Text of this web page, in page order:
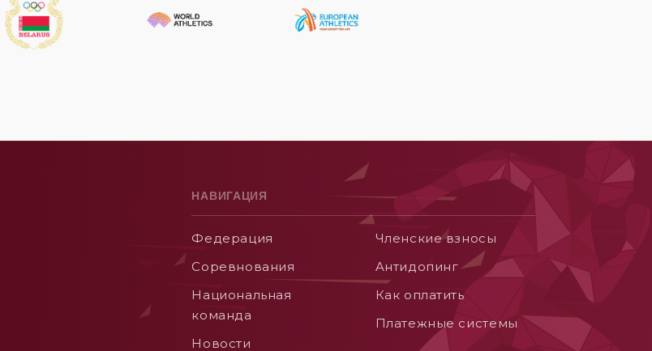
НАВИГАЦИЯ
Федерация
Соревнования
Национальная
команда
Новости
Членские взносы
Aнтидопинг
Как оплатить
Платежные системы